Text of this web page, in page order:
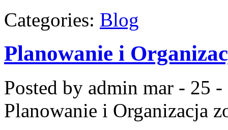
Categories: Blog
Planowanie i
Posted by admin mar - 25 -
Planowanie i Organizacja